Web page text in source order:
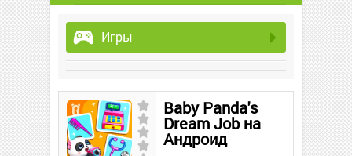
Игры
Baby Panda's
Dream Job на
Андроид